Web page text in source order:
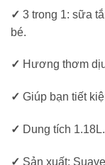
✓ 3 trong 1: sữa
bé.
✓ Hương thơm
✓ Giúp bạn tiết
✓ Dung tích 1.18L.
✓ Sản xuất: